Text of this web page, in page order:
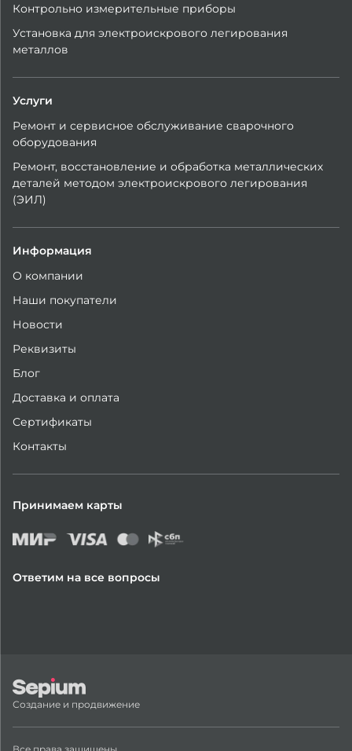
Контрольно измерительные приборы
Установка для электроискрового легирования
металлов
Услуги
Ремонт и сервисное обслуживание сварочного
оборудования
Ремонт, восстановление и обработка металлических
деталей методом электроискрового легирования
(ЭИЛ)
Информация
О компании
Наши покупатели
Новости
Реквизиты
Блог
Доставка и оплата
Сертификаты
Контакты
Принимаем карты
Ответим на все вопросы
Создание и продвижение